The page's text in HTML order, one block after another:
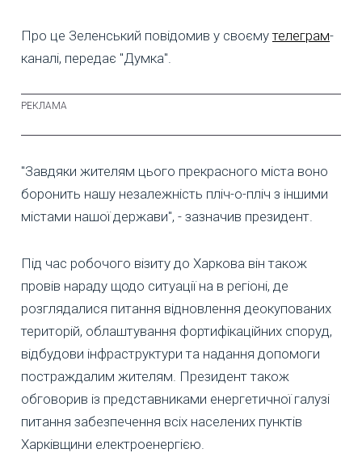
Про це Зеленський повідомив у своємутелеграм-
каналі, передає "Думка".
"Завдяки жителям цього прекрасного міста воно
боронить нашу незалежність пліч-о-пліч з іншими
містами нашої держави", - зазначив президент.
Під час робочого візиту до Харкова він також
провів нараду щодо ситуації на в регіоні, де
розглядалися питання відновлення деокупованих
територій, облаштування фортифікаційних споруд,
відбудови інфраструктури та надання допомоги
постраждалим жителям. Президент також
обговорив із представниками енергетичної галузі
питання забезпечення всіх населених пунктів
Харківщини електроенергією.